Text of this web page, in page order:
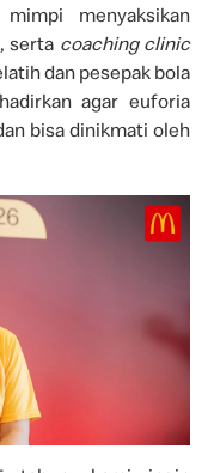
menyaksikan
serta coaching clinic
dan pesepak bola
agar euforia
bisa dinikmati oleh